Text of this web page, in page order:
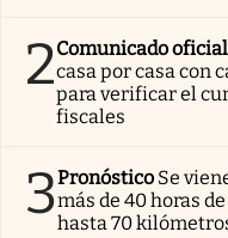
2Comunicado oficial
casa por casa con
para verificar el
fiscales
3Pronóstico Se
más de 40 horas
hasta 70